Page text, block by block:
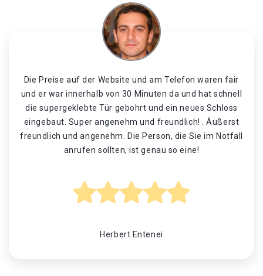
Die Preise auf der Website und am Telefon waren fair
und er war innerhalb von 30 Minuten da und hat schnell
die supergeklebte Tür gebohrt und ein neues Schloss
eingebaut. Super angenehm und freundlich! . Äußerst
freundlich und angenehm. Die Person, die Sie im Notfall
anrufen sollten, ist genau so eine!
Herbert Entenei